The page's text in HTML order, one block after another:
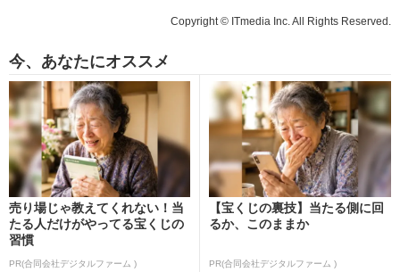
Copyright © ITmedia Inc. All Rights Reserved.
今、あなたにオススメ
売り場じゃ教えてくれない！当
たる人だけがやってる宝くじの
習慣
PR(合同会社デジタルファーム )
【宝くじの裏技】当たる側に回
るか、このままか
PR(合同会社デジタルファーム )